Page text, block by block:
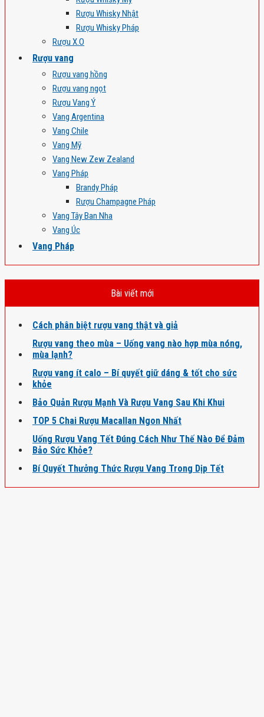
Rượu Whisky Nhật
Rượu Whisky Pháp
Rượu X.O
Rượu vang
Rượu vang hồng
Rượu vang ngọt
Rượu Vang Ý
Vang Argentina
Vang Chile
Vang Mỹ
Vang New Zew Zealand
Vang Pháp
Brandy Pháp
Rượu Champagne Pháp
Vang Tây Ban Nha
Vang Úc
Vang Pháp
Bài viết mới
Cách phân biệt rượu vang thật và giả
Rượu vang theo mùa – Uống vang nào hợp mùa nóng,
mùa lạnh?
Rượu vang ít calo – Bí quyết giữ dáng & tốt cho sức
khỏe
Bảo Quản Rượu Mạnh Và Rượu Vang Sau Khi Khui
TOP 5 Chai Rượu Macallan Ngon Nhất
Uống Rượu Vang Tết Đúng Cách Như Thế Nào Để Đảm
Bảo Sức Khỏe?
Bí Quyết Thưởng Thức Rượu Vang Trong Dịp Tết